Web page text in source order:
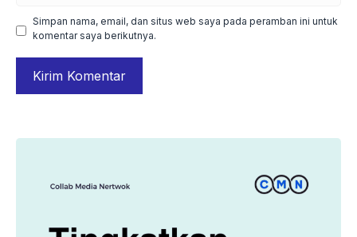
Simpan nama, email, dan situs web saya pada peramban ini untuk
komentar saya berikutnya.